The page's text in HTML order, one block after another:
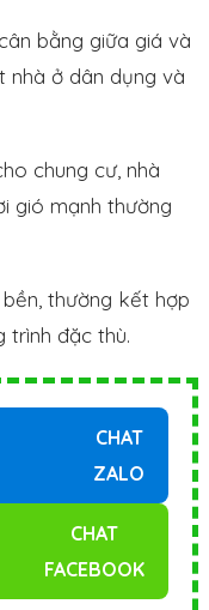
bằng giữa giá và
nhà ở dân dụng và
chung cư, nhà
gió mạnh thường
bền, thường kết hợp
trình đặc thù.
CHAT
ZALO
CHAT
FACEBOOK